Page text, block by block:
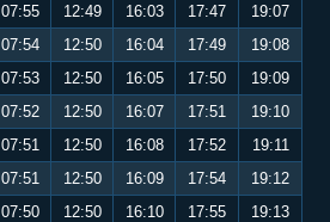
07:55 12:49 16:03 17:47
19:07
07:54 12:50 16:04 17:49
19:08
07:53 12:50 16:05 17:50
19:09
07:52 12:50 16:07 17:51
19:10
07:51 12:50 16:08 17:52
19:11
07:51 12:50 16:09 17:54
19:12
07:50 12:50 16:10 17:55
19:13